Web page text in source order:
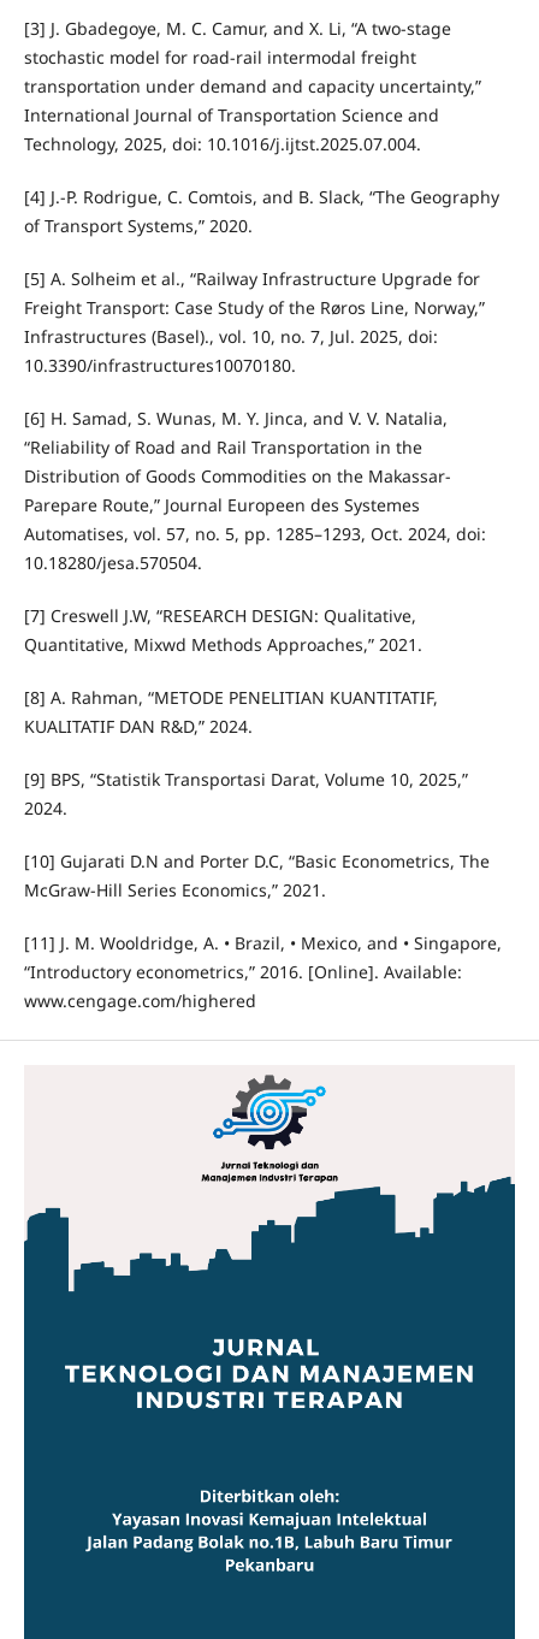
[3] J. Gbadegoye, M. C. Camur, and X. Li, “A two-stage
stochastic model for road-rail intermodal freight
transportation under demand and capacity uncertainty,”
International Journal of Transportation Science and
Technology, 2025, doi: 10.1016/j.ijtst.2025.07.004.
[4] J.-P. Rodrigue, C. Comtois, and B. Slack, “The Geography
of Transport Systems,” 2020.
[5] A. Solheim et al., “Railway Infrastructure Upgrade for
Freight Transport: Case Study of the Røros Line, Norway,”
Infrastructures (Basel)., vol. 10, no. 7, Jul. 2025, doi:
10.3390/infrastructures10070180.
[6] H. Samad, S. Wunas, M. Y. Jinca, and V. V. Natalia,
“Reliability of Road and Rail Transportation in the
Distribution of Goods Commodities on the Makassar-
Parepare Route,” Journal Europeen des Systemes
Automatises, vol. 57, no. 5, pp. 1285–1293, Oct. 2024, doi:
10.18280/jesa.570504.
[7] Creswell J.W, “RESEARCH DESIGN: Qualitative,
Quantitative, Mixwd Methods Approaches,” 2021.
[8] A. Rahman, “METODE PENELITIAN KUANTITATIF,
KUALITATIF DAN R&D,” 2024.
[9] BPS, “Statistik Transportasi Darat, Volume 10, 2025,”
2024.
[10] Gujarati D.N and Porter D.C, “Basic Econometrics, The
McGraw-Hill Series Economics,” 2021.
[11] J. M. Wooldridge, A. • Brazil, • Mexico, and • Singapore,
“Introductory econometrics,” 2016. [Online]. Available:
www.cengage.com/highered